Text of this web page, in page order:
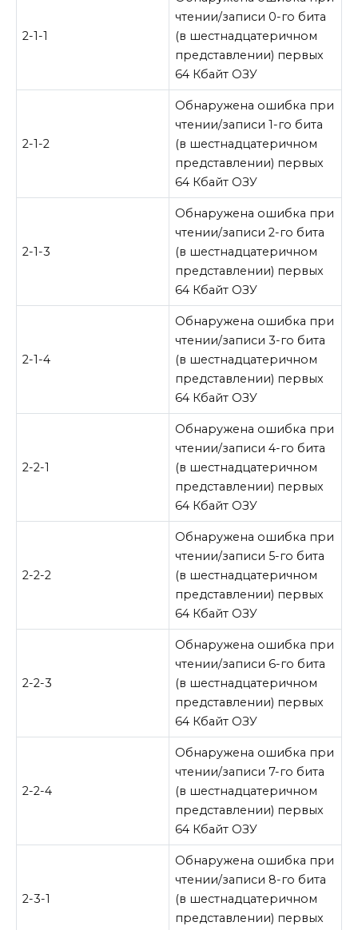
2-1-1
чтении/записи 0-го бита
(в шестнадцатеричном
представлении) первых
64 Кбайт ОЗУ
2-1-2
Обнаружена ошибка при
чтении/записи 1-го бита
(в шестнадцатеричном
представлении) первых
64 Кбайт ОЗУ
2-1-3
Обнаружена ошибка при
чтении/записи 2-го бита
(в шестнадцатеричном
представлении) первых
64 Кбайт ОЗУ
2-1-4
Обнаружена ошибка при
чтении/записи 3-го бита
(в шестнадцатеричном
представлении) первых
64 Кбайт ОЗУ
2-2-1
Обнаружена ошибка при
чтении/записи 4-го бита
(в шестнадцатеричном
представлении) первых
64 Кбайт ОЗУ
2-2-2
Обнаружена ошибка при
чтении/записи 5-го бита
(в шестнадцатеричном
представлении) первых
64 Кбайт ОЗУ
2-2-3
Обнаружена ошибка при
чтении/записи 6-го бита
(в шестнадцатеричном
представлении) первых
64 Кбайт ОЗУ
2-2-4
Обнаружена ошибка при
чтении/записи 7-го бита
(в шестнадцатеричном
представлении) первых
64 Кбайт ОЗУ
2-3-1
Обнаружена ошибка при
чтении/записи 8-го бита
(в шестнадцатеричном
представлении) первых